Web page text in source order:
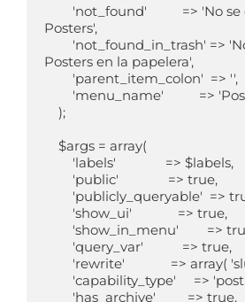
Posters',
Posters en la papelera',